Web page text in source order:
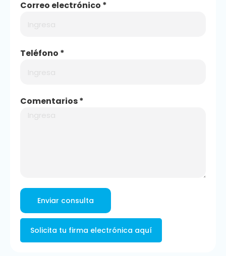
Correo electrónico *
Teléfono *
Comentarios *
Solicita tu firma electrónica aquí